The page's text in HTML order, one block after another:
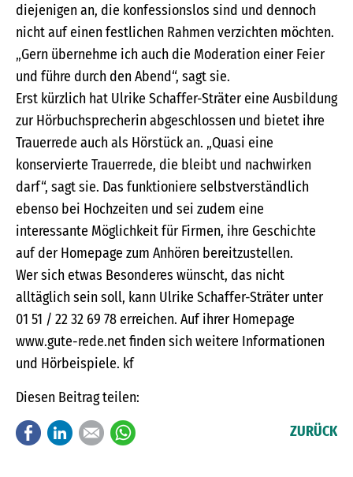
diejenigen an, die konfessionslos sind und dennoch
nicht auf einen festlichen Rahmen verzichten möchten.
„Gern übernehme ich auch die Moderation einer Feier
und führe durch den Abend“, sagt sie.
Erst kürzlich hat Ulrike Schaffer-Sträter eine Ausbildung
zur Hörbuchsprecherin abgeschlossen und bietet ihre
Trauerrede auch als Hörstück an. „Quasi eine
konservierte Trauerrede, die bleibt und nachwirken
darf“, sagt sie. Das funktioniere selbstverständlich
ebenso bei Hochzeiten und sei zudem eine
interessante Möglichkeit für Firmen, ihre Geschichte
auf der Homepage zum Anhören bereitzustellen.
Wer sich etwas Besonderes wünscht, das nicht
alltäglich sein soll, kann Ulrike Schaffer-Sträter unter
01 51 / 22 32 69 78 erreichen. Auf ihrer Homepage
www.gute-rede.net finden sich weitere Informationen
und Hörbeispiele. kf
Diesen Beitrag teilen:
FacebookLinkedInE-mail ZURÜCK